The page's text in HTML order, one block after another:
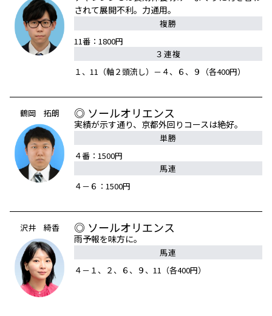
されて展開不利。力通用。
複勝
11番：1800円
３連複
１、11（軸２頭流し）－４、６、９（各400円）
鶴岡 拓朗 ◎ ソールオリエンス
実績が示す通り、京都外回りコースは絶好。
単勝
４番：1500円
馬連
４－６：1500円
沢井 綺香 ◎ ソールオリエンス
雨予報を味方に。
馬連
４－１、２、６、９、11（各400円）